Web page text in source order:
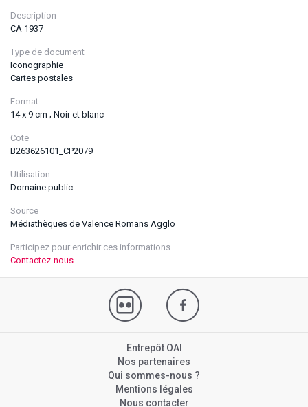
Description
CA 1937
Type de document
Iconographie
Cartes postales
Format
14 x 9 cm ; Noir et blanc
Cote
B263626101_CP2079
Utilisation
Domaine public
Source
Médiathèques de Valence Romans Agglo
Participez pour enrichir ces informations
Contactez-nous
Entrepôt OAI
Nos partenaires
Qui sommes-nous ?
Mentions légales
Nous contacter